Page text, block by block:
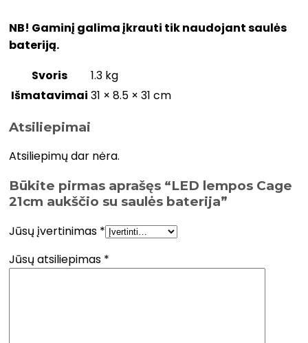
NB! Gaminį galima įkrauti tik naudojant saulės
bateriją.
Svoris
1.3 kg
Išmatavimai 31 × 8.5 × 31 cm
Atsiliepimai
Atsiliepimų dar nėra.
Būkite pirmas aprašęs “LED lempos Cage
21cm aukščio su saulės baterija”
Jūsų įvertinimas *
Jūsų atsiliepimas *